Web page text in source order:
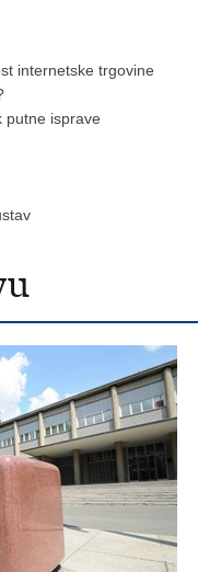
internetske trgovine
putne isprave